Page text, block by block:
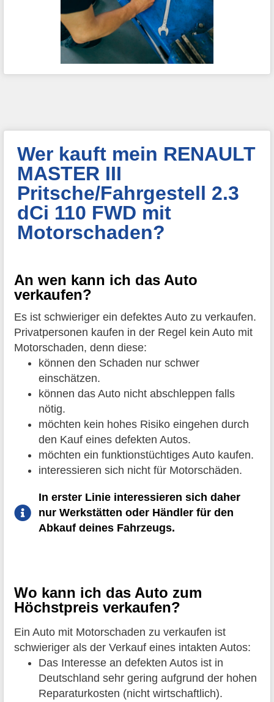
Wer kauft mein RENAULT
MASTER III
Pritsche/Fahrgestell 2.3
dCi 110 FWD mit
Motorschaden?
An wen kann ich das Auto
verkaufen?
Es ist schwieriger ein defektes Auto zu verkaufen.
Privatpersonen kaufen in der Regel kein Auto mit
Motorschaden, denn diese:
können den Schaden nur schwer
einschätzen.
können das Auto nicht abschleppen falls
nötig.
möchten kein hohes Risiko eingehen durch
den Kauf eines defekten Autos.
möchten ein funktionstüchtiges Auto kaufen.
interessieren sich nicht für Motorschäden.
In erster Linie interessieren sich daher
nur Werkstätten oder Händler für den
Abkauf deines Fahrzeugs.
Wo kann ich das Auto zum
Höchstpreis verkaufen?
Ein Auto mit Motorschaden zu verkaufen ist
schwieriger als der Verkauf eines intakten Autos:
Das Interesse an defekten Autos ist in
Deutschland sehr gering aufgrund der hohen
Reparaturkosten (nicht wirtschaftlich).